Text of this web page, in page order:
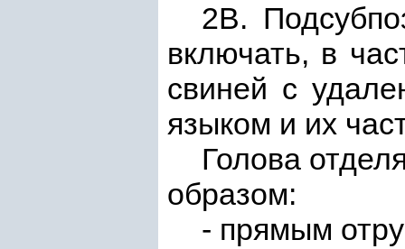
2В.
включать, в
свиней с
языком и их
Голова
образом:
- прямым